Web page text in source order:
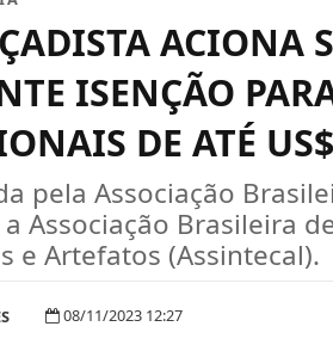
ACIONA
ISENÇÃO
DE ATÉ
pela Associação
Associação Brasileira
e Artefatos (Assintecal).
08/11/2023 12:27